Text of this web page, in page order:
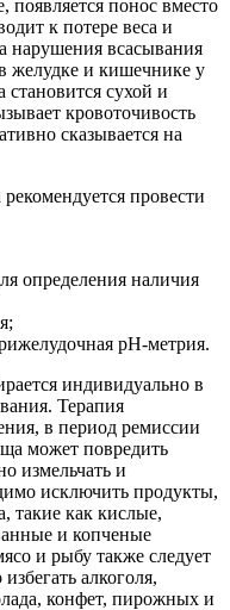
появляется понос вместо
к потере веса и
нарушения всасывания
желудке и кишечнике у
становится сухой и
кровоточивость
сказывается на
провести
определения наличия
рН-метрия.
индивидуально в
Терапия
в период ремиссии
может повредить
измельчать и
исключить продукты,
такие как кислые,
и копченые
и рыбу также следует
алкоголя,
конфет, пирожных и